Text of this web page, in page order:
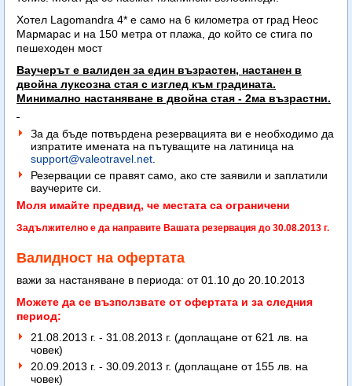
Хотел Lagomandra 4* е само на 6 километра от град Неос
Мармарас и на 150 метра от плажа, до който се стига по
пешеходен мост
Ваучерът е валиден за един възрастен, настанен в
двойна луксозна стая с изглед към градината.
Минимално настаняване в двойна стая - 2ма възрастни.
За да бъде потвърдена резервацията ви е необходимо да
изпратите имената на пътуващите на латиница на
support@valeotravel.net
Резервации се правят само, ако сте заявили и заплатили
ваучерите си.
Моля имайте предвид, че местата са ограничени
Задължително е да направите Вашата резервация до 30.08.2013 г.
Валидност на офертата
важи за настаняване в периода: от 01.10 дo 20.10.2013
Можете да се възползвате от офертата и за следния
период:
21.08.2013 г. - 31.08.2013 г. (доплащане от 621 лв. на
човек)
20.09.2013 г. - 30.09.2013 г. (доплащане от 155 лв. на
човек)